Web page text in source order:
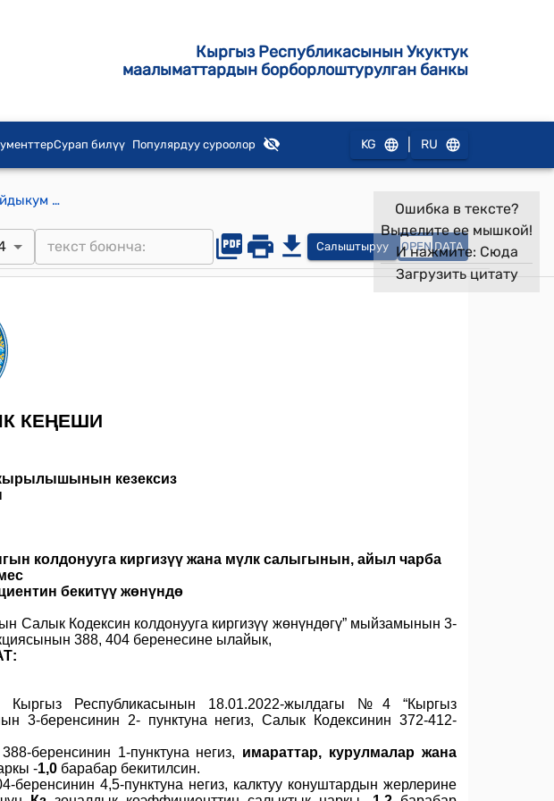
Кыргыз Республикасынын Укуктук
маалыматтардын борборлоштурулган банкы
Сурап билүү Популярдуу суроолор KG RU
Сайдыкум айылдык кеңешинин 2024-жылдын 5-сентябрындагы №3 "Сайдыкум айыл аймагында 2025-жылдын 1-январынан баштап мүлк салыгын колдонууга киргизүү жана мүлк салыгынын, айыл чарба багытындагы эмес жер салыгынын Кз зоналдык коэффициентин бекитүү жөнүндө" токтому
Салыштыруу OPEN DATA
Ошибка в тексте?
Выделите ее мышкой!
И нажмите: Сюда
Загрузить цитату